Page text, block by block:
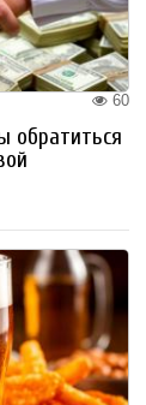
60
обратиться